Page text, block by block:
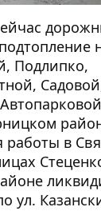
Подлипко,
работы в
ул.